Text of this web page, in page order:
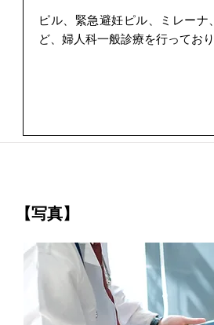
ピル、緊急避妊ピル、ミレー
ど、婦人科一般診療を行っており
【写真】